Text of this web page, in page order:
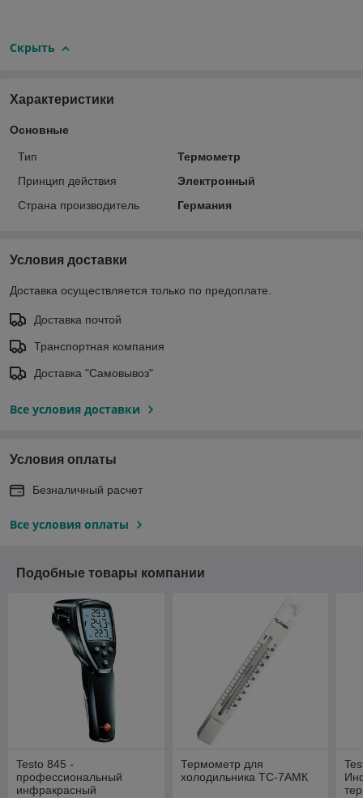
Скрыть
Характеристики
Основные
Тип
Термометр
Принцип действия
Электронный
Страна производитель
Германия
Условия доставки
Доставка осуществляется только по предоплате.
Доставка почтой
Транспортная компания
Доставка "Самовывоз"
Все условия доставки
Условия оплаты
Безналичный расчет
Все условия оплаты
Подобные товары компании
Testo 845 -
профессиональный
инфракрасный
Термометр для
холодильника ТС-7АМК